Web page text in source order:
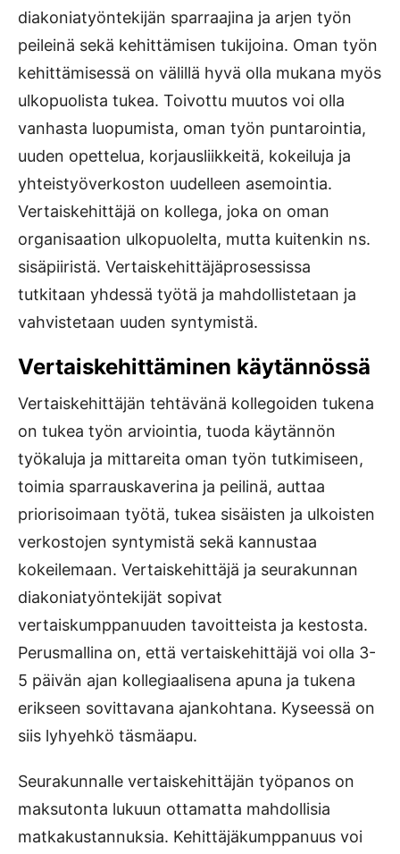
diakoniatyöntekijän sparraajina ja arjen työn
peileinä sekä kehittämisen tukijoina. Oman työn
kehittämisessä on välillä hyvä olla mukana myös
ulkopuolista tukea. Toivottu muutos voi olla
vanhasta luopumista, oman työn puntarointia,
uuden opettelua, korjausliikkeitä, kokeiluja ja
yhteistyöverkoston uudelleen asemointia.
Vertaiskehittäjä on kollega, joka on oman
organisaation ulkopuolelta, mutta kuitenkin ns.
sisäpiiristä. Vertaiskehittäjäprosessissa
tutkitaan yhdessä työtä ja mahdollistetaan ja
vahvistetaan uuden syntymistä.
Vertaiskehittäminen käytännössä
Vertaiskehittäjän tehtävänä kollegoiden tukena
on tukea työn arviointia, tuoda käytännön
työkaluja ja mittareita oman työn tutkimiseen,
toimia sparrauskaverina ja peilinä, auttaa
priorisoimaan työtä, tukea sisäisten ja ulkoisten
verkostojen syntymistä sekä kannustaa
kokeilemaan. Vertaiskehittäjä ja seurakunnan
diakoniatyöntekijät sopivat
vertaiskumppanuuden tavoitteista ja kestosta.
Perusmallina on, että vertaiskehittäjä voi olla 3-
5 päivän ajan kollegiaalisena apuna ja tukena
erikseen sovittavana ajankohtana. Kyseessä on
siis lyhyehkö täsmäapu.
Seurakunnalle vertaiskehittäjän työpanos on
maksutonta lukuun ottamatta mahdollisia
matkakustannuksia. Kehittäjäkumppanuus voi